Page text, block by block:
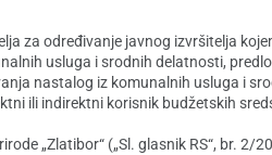
za određivanje javnog izvršitelja
usluga i srodnih delatnosti,
nastalog iz komunalnih usluga i
ili indirektni korisnik budžetskih
„Zlatibor“ („Sl. glasnik RS“, br. 2/